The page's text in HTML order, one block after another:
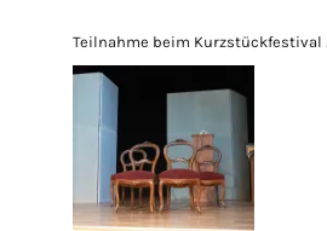
Teilnahme beim Kurzstückfestival